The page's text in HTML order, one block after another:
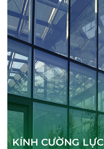
KÍNH CƯỜNG LỰC